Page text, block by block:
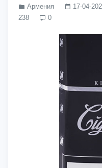
Армения 17-04-
238
0